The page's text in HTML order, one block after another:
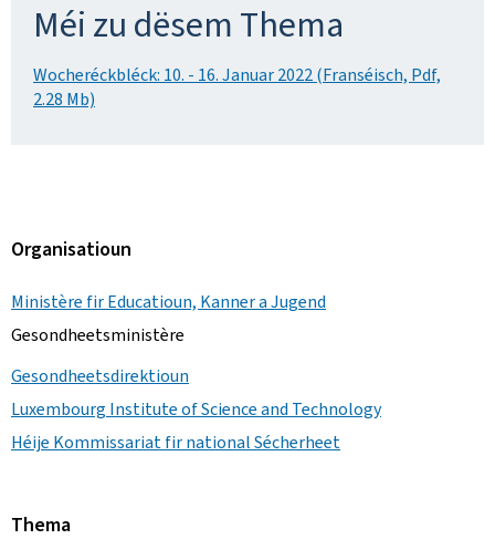
Méi zu dësem Thema
Wocheréckbléck: 10. - 16. Januar 2022 (Franséisch, Pdf,
2.28 Mb)
Organisatioun
Ministère fir Educatioun, Kanner a Jugend
Gesondheetsministère
Gesondheetsdirektioun
Luxembourg Institute of Science and Technology
Héije Kommissariat fir national Sécherheet
Thema